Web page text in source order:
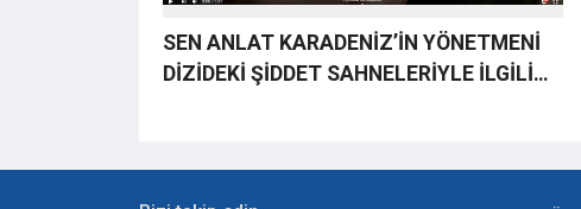
SEN ANLAT KARADENİZ’İN YÖNETMENİ
DİZİDEKİ ŞİDDET SAHNELERİYLE İLGİLİ